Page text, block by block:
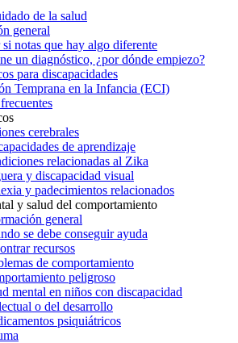
de la salud
general
si notas que hay algo diferente
un diagnóstico, ¿por dónde empiezo?
para discapacidades
Temprana en la Infancia (ECI)
cerebrales
de aprendizaje
relacionadas al Zika
y discapacidad visual
y padecimientos relacionados
y salud del comportamiento
general
se debe conseguir ayuda
recursos
de comportamiento
peligroso
mental en niños con discapacidad
o del desarrollo
psiquiátricos